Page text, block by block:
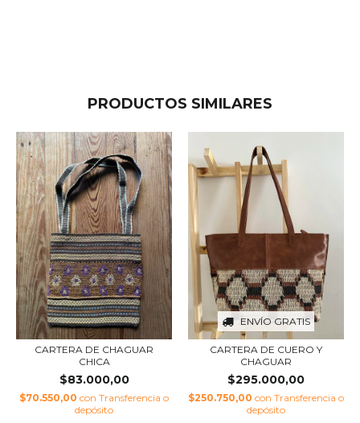
PRODUCTOS SIMILARES
CARTERA DE CHAGUAR
CHICA
$83.000,00
$70.550,00 con Transferencia o
depósito
ENVÍO GRATIS
CARTERA DE CUERO Y
CHAGUAR
$295.000,00
$250.750,00 con Transferencia o
depósito